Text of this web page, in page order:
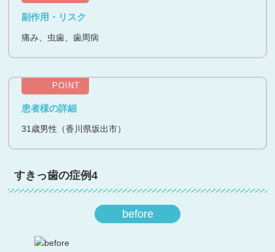
副作用・リスク
痛み、虫歯、歯周病
POINT
患者様の詳細
31歳男性（香川県坂出市）
すきっ歯の症例4
before